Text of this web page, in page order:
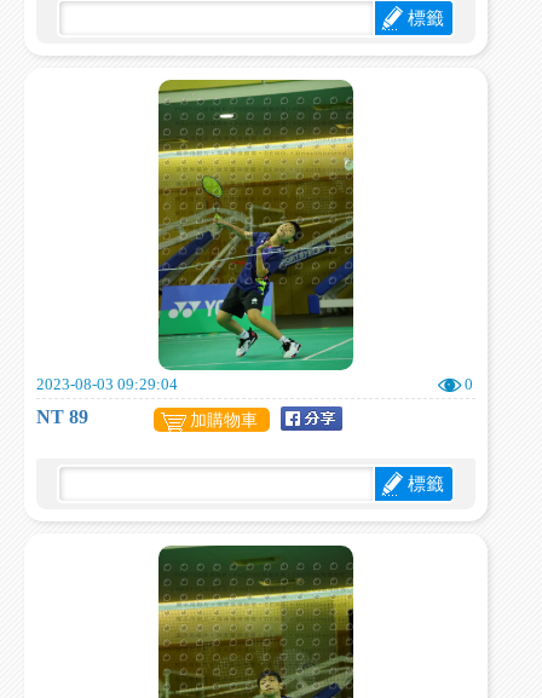
標籤
2023-08-03 09:29:04 0
NT 89 加購物車
標籤